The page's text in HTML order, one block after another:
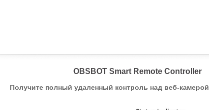
OBSBOT Smart Remote Controller
Получите полный удаленный контроль над веб-камерой